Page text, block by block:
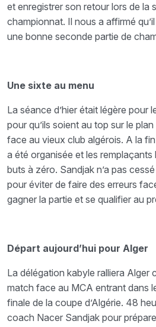
et enregistrer son retour lors de la
championnat. Il nous a affirmé
une bonne seconde partie de
Une sixte au menu
La séance d’hier était légère pour
pour qu’ils soient au top sur le
face au vieux club algérois. A la
a été organisée et les remplaçants
buts à zéro. Sandjak n’a pas
pour éviter de faire des erreurs
gagner la partie et se qualifier au
Départ aujourd’hui pour Alger
La délégation kabyle ralliera Alger
match face au MCA entrant dans
finale de la coupe d’Algérie. 48
coach Nacer Sandjak pour